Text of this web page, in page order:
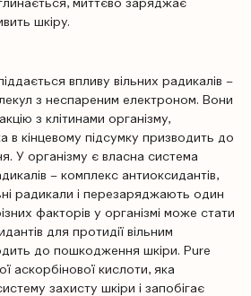
миттєво заряджає
шкіру.
впливу вільних радикалів –
з неспареним електроном. Вони
з клітинами організму,
в кінцевому підсумку призводить до
У організму є власна система
– комплекс антиоксидантів,
радикали і перезаряджають один
факторів у організмі може стати
для протидії вільним
до пошкодження шкіри. Pure
аскорбінової кислоти, яка
захисту шкіри і запобігає